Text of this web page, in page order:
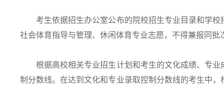
考生依据招生办公室公布的院校招生专业目录和学校
社会体育指导与管理、休闲体育专业志愿，不得兼报同
根据高校相关专业招生计划和考生的文化成绩、专业
制分数线。在达到文化和专业录取控制分数线的考生中